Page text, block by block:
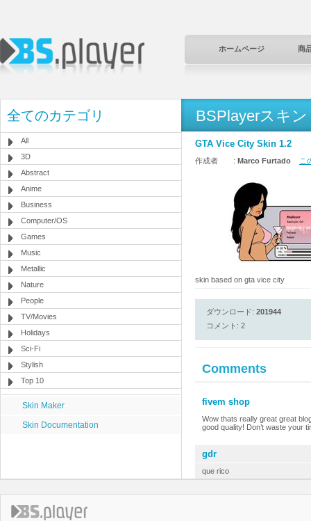
ホームページ 商
全てのカテゴリ
All
3D
Abstract
Anime
Business
Computer/OS
Games
Music
Metallic
Nature
People
TV/Movies
Holidays
Sci-Fi
Stylish
Top 10
Skin Maker
Skin Documentation
BSPlayerスキン
GTA Vice City Skin 1.2
作成者 : Marco Furtado こ
skin based on gta vice city
ダウンロード: 201944
コメント: 2
Comments
fivem shop
Wow thats really great great
good quality! Don’t waste your
gdr
que rico